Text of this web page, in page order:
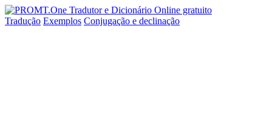
Tradução Exemplos Conjugação e declinação